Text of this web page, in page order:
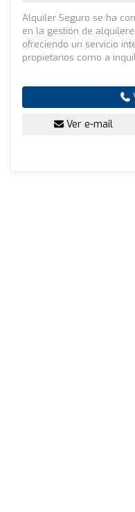
Alquiler Seguro se ha
en la gestión de
ofreciendo un servicio
propietarios como a
Ver e-mail